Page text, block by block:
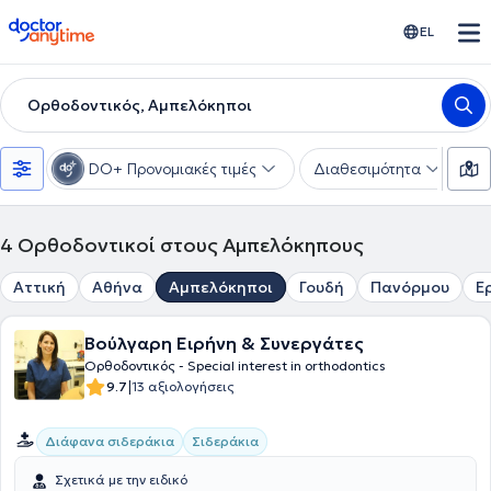
doctoranytime EL
Ορθοδοντικός, Αμπελόκηποι
DO+ Προνομιακές τιμές Διαθεσιμότητα
4 Ορθοδοντικοί στους Αμπελόκηπους
Αττική Αθήνα Αμπελόκηποι Γουδή Πανόρμου
Βούλγαρη Ειρήνη & Συνεργάτες
Ορθοδοντικός - Special interest in orthodontics
9.7|13 αξιολογήσεις
Διάφανα σιδεράκια Σιδεράκια
Σχετικά με την ειδικό